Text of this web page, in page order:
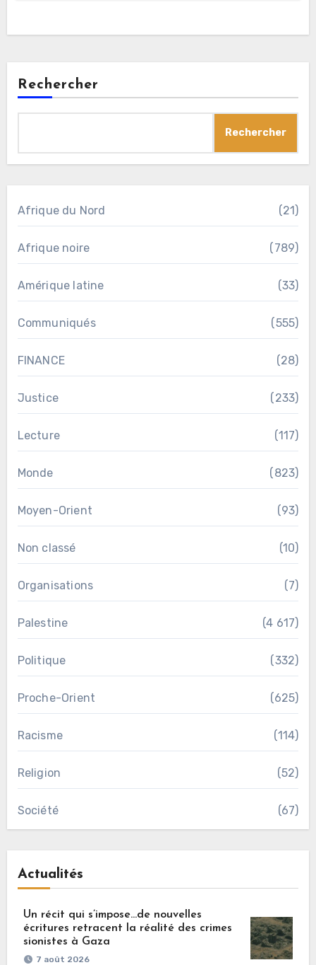
Rechercher
Rechercher
Afrique du Nord (21)
Afrique noire (789)
Amérique latine (33)
Communiqués (555)
FINANCE (28)
Justice (233)
Lecture (117)
Monde (823)
Moyen-Orient (93)
Non classé (10)
Organisations (7)
Palestine (4 617)
Politique (332)
Proche-Orient (625)
Racisme (114)
Religion (52)
Société (67)
Actualités
Un récit qui s’impose…de nouvelles
écritures retracent la réalité des crimes
sionistes à Gaza
7 août 2026